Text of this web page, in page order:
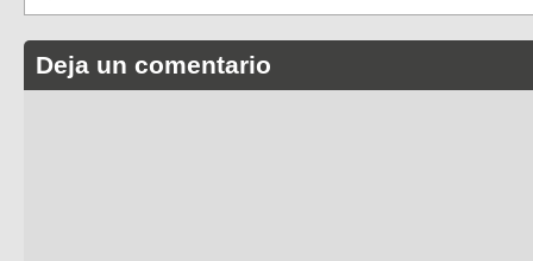
Deja un comentario